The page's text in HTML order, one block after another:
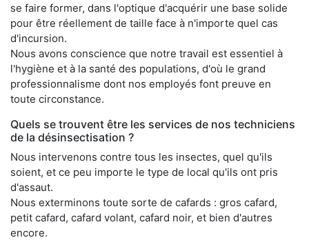
se faire former, dans l'optique d'acquérir une base solide
pour être réellement de taille face à n'importe quel cas
d'incursion.
Nous avons conscience que notre travail est essentiel à
l'hygiène et à la santé des populations, d'où le grand
professionnalisme dont nos employés font preuve en
toute circonstance.
Quels se trouvent être les services de nos techniciens
de la désinsectisation ?
Nous intervenons contre tous les insectes, quel qu'ils
soient, et ce peu importe le type de local qu'ils ont pris
d'assaut.
Nous exterminons toute sorte de cafards : gros cafard,
petit cafard, cafard volant, cafard noir, et bien d'autres
encore.